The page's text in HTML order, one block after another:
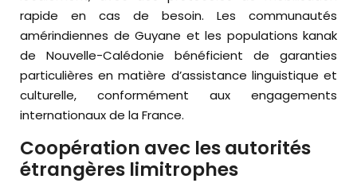
rapide en cas de besoin. Les communautés
amérindiennes de Guyane et les populations kanak
de Nouvelle-Calédonie bénéficient de garanties
particulières en matière d’assistance linguistique et
culturelle, conformément aux engagements
internationaux de la France.
Coopération avec les autorités
étrangères limitrophes